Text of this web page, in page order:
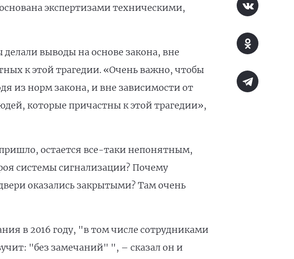
экспертизами техническими,
выводы на основе закона, вне
к этой трагедии. «Очень важно, чтобы
из норм закона, и вне зависимости от
которые причастны к этой трагедии»,
остается все-таки непонятным,
системы сигнализации? Почему
оказались закрытыми? Там очень
в 2016 году, "в том числе сотрудниками
"без замечаний" ", – сказал он и